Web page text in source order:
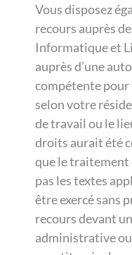
Vous disposez
recours auprès
Informatique et
auprès d’une
compétente
selon votre
de travail ou le
droits aurait été
que le traitement
pas les textes
être exercé sans
recours devant
administrative